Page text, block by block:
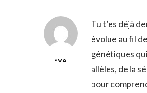
EVA
Tu t’es déjà
évolue au fil
génétiques
allèles, de la
pour